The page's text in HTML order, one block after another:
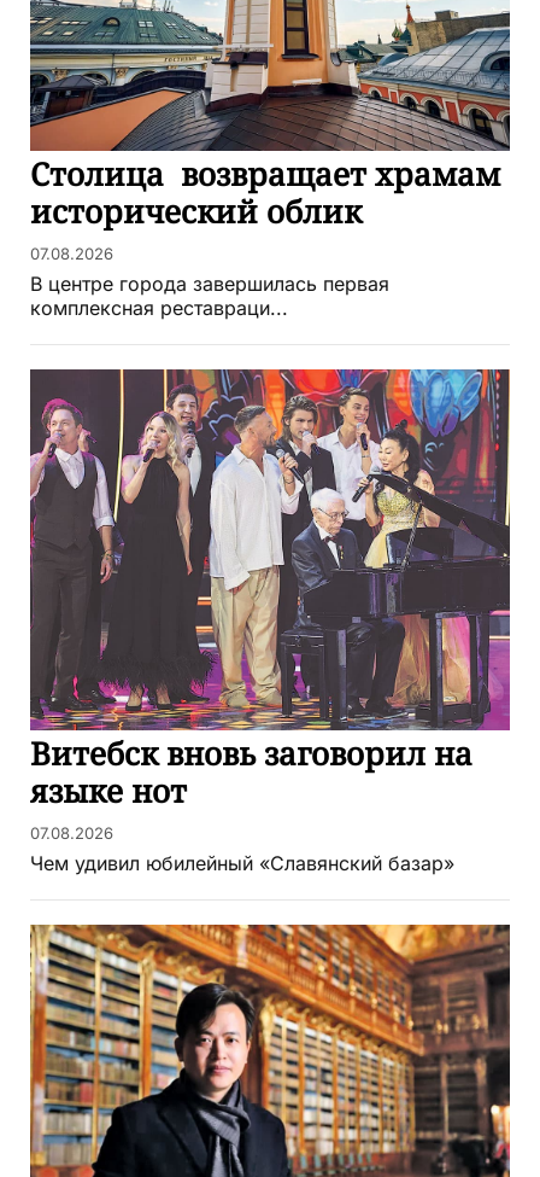
Столица возвращает храмам
исторический облик
07.08.2026
В центре города завершилась первая
комплексная реставраци...
Витебск вновь заговорил на
языке нот
07.08.2026
Чем удивил юбилейный «Славянский базар»